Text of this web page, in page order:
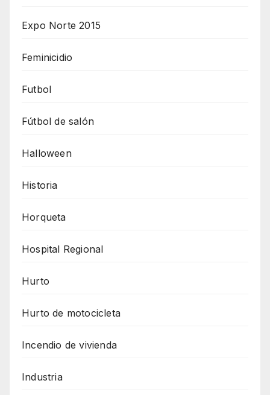
Expo Norte 2015
Feminicidio
Futbol
Fútbol de salón
Halloween
Historia
Horqueta
Hospital Regional
Hurto
Hurto de motocicleta
Incendio de vivienda
Industria